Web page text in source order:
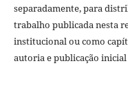
separadamente, para
trabalho publicada nesta
institucional ou como
autoria e publicação